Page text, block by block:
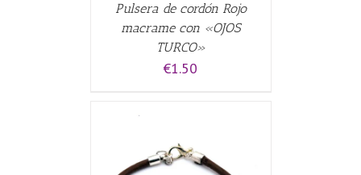
Pulsera de cordón Rojo
macrame con «OJOS
TURCO»
€1.50